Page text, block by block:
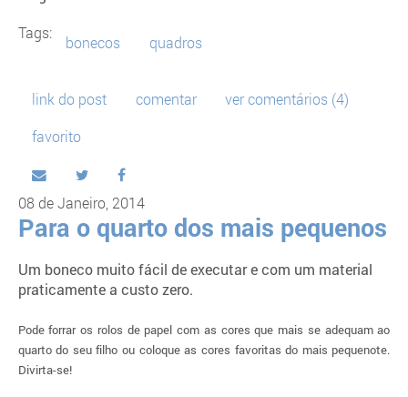
Tags:
bonecos quadros
link do post comentar ver comentários (4)
favorito
08 de Janeiro, 2014
Para o quarto dos mais pequenos
Um boneco muito fácil de executar e com um material
praticamente a custo zero.
Pode forrar os rolos de papel com as cores que mais se adequam ao
quarto do seu filho ou coloque as cores favoritas do mais pequenote.
Divirta-se!